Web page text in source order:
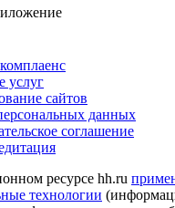
услуг
сайтов
данных
соглашение
ресурсе hh.ru
технологии